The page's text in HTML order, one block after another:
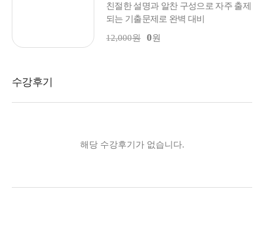
친절한 설명과 알찬 구성으로 자주 출제
되는 기출문제로 완벽 대비
12,000원
0원